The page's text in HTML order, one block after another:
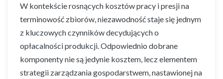
W kontekście rosnących kosztów pracy i presji na
terminowość zbiorów, niezawodność staje się jednym
z kluczowych czynników decydujących o
opłacalności produkcji. Odpowiednio dobrane
komponenty nie są jedynie kosztem, lecz elementem
strategii zarządzania gospodarstwem, nastawionej na